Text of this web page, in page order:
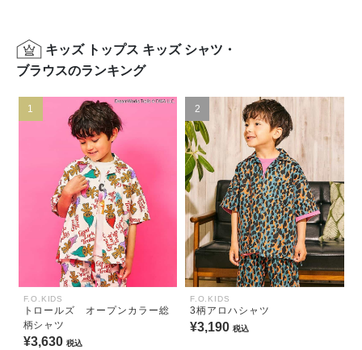
キッズ トップス キッズ シャツ・
ブラウスのランキング
1
F.O.KIDS
トロールズ オープンカラー総
柄シャツ
¥3,630 税込
2
F.O.KIDS
3柄アロハシャツ
¥3,190 税込